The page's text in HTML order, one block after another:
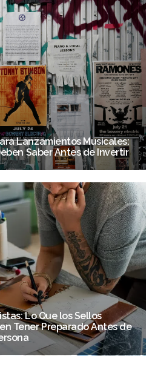
Lanzamientos Musicales:
Saber Antes de Invertir
Lo Que los Sellos
Tener Preparado Antes de